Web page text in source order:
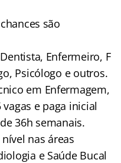
são
Enfermeiro, F
Psicólogo e outros.
em Enfermagem,
e paga inicial
36h semanais.
nas áreas
e Saúde Bucal